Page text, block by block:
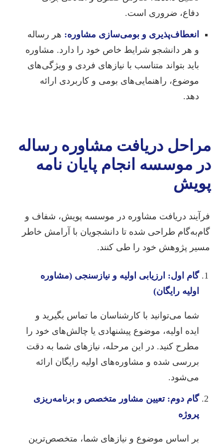
دفاع، ضروری است.
انعطاف‌پذیری و بومی‌سازی مشاوره: هر رساله
و هر دانشجو شرایط خاص خود را دارد. مشاوره
باید بتواند متناسب با نیازهای فردی و ویژگی‌های
موضوع، راهنمایی‌های بومی و کاربردی ارائه
دهد.
مراحل دریافت مشاوره رساله
در موسسه انجام پایان نامه
پویش
فرآیند دریافت مشاوره در موسسه پویش، شفاف و
گام‌به‌گام طراحی شده تا دانشجویان با آرامش خاطر
مسیر پژوهش خود را طی کنند.
گام اول: ارزیابی اولیه و نیازسنجی (مشاوره
اولیه رایگان)
شما می‌توانید با کارشناسان ما تماس بگیرید و
ایده اولیه، موضوع پیشنهادی یا چالش‌های خود را
مطرح کنید. در این مرحله، نیازهای شما به دقت
بررسی شده و مشاوره‌های اولیه رایگان ارائه
می‌شود.
گام دوم: تعیین مشاور متخصص و برنامه‌ریزی
پروژه
بر اساس موضوع و نیازهای شما، متخصص‌ترین